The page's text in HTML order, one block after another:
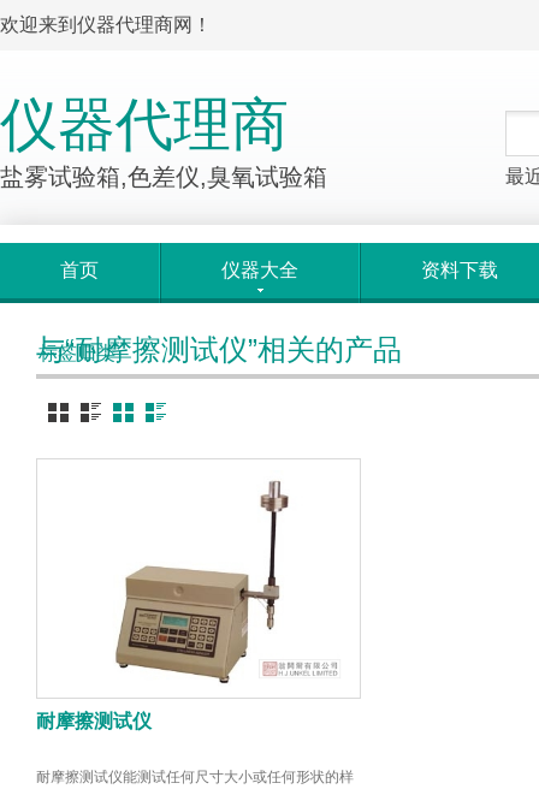
欢迎来到仪器代理商网！
仪器代理商
盐雾试验箱,色差仪,臭氧试验箱 最
首页 仪器大全 资料下载
标签归类
与“耐摩擦测试仪”相关的产品
耐摩擦测试仪
耐摩擦测试仪能测试任何尺寸大小或任何形状的样